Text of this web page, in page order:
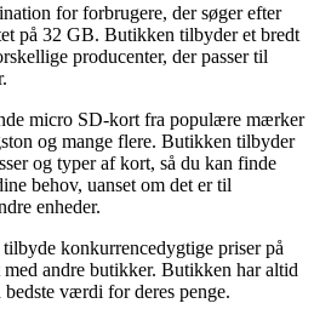
for forbrugere, der søger efter
på 32 GB. Butikken tilbyder et bredt
producenter, der passer til
micro SD-kort fra populære mærker
og mange flere. Butikken tilbyder
og typer af kort, så du kan finde
behov, uanset om det er til
enheder.
konkurrencedygtige priser på
andre butikker. Butikken har altid
værdi for deres penge.